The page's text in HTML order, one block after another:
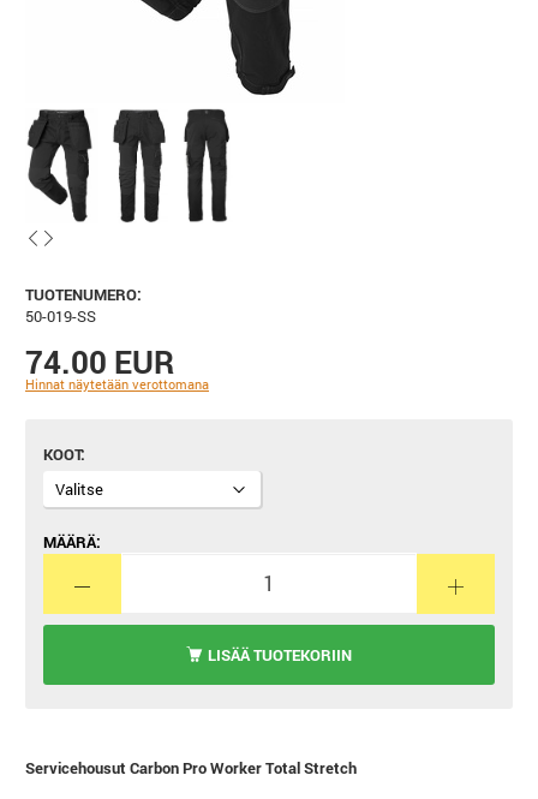
TUOTENUMERO:
50-019-SS
74.00 EUR
Hinnat näytetään verottomana
KOOT
MÄÄRÄ:
LISÄÄ TUOTEKORIIN
Servicehousut Carbon Pro Worker Total Stretch